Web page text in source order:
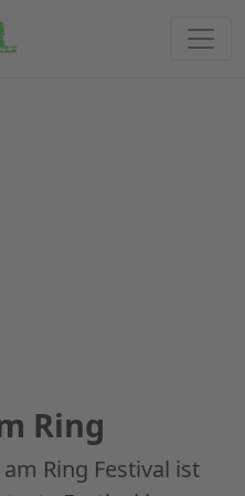
Ring
Ring Festival ist